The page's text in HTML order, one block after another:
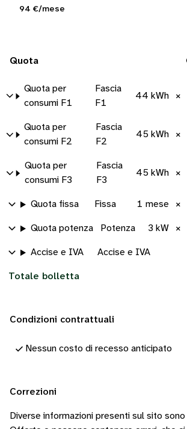
94 €/mese
Quota
Quota per
consumi F1
Fascia
F1
44 kWh ×
Quota per
consumi F2
Fascia
F2
45 kWh ×
Quota per
consumi F3
Fascia
F3
45 kWh ×
Quota fissa Fissa 1 mese ×
Quota potenza Potenza 3 kW ×
Accise e IVA Accise e IVA
Totale bolletta
Condizioni contrattuali
Nessun costo di recesso anticipato
Correzioni
Diverse informazioni presenti sul sito